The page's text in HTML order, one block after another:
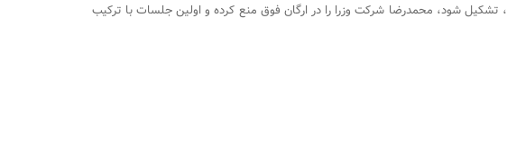
تشکیل شود، محمدرضا شرکت وزرا را در ارگان فوق منع کرده و اولین جلسات با ترکیب